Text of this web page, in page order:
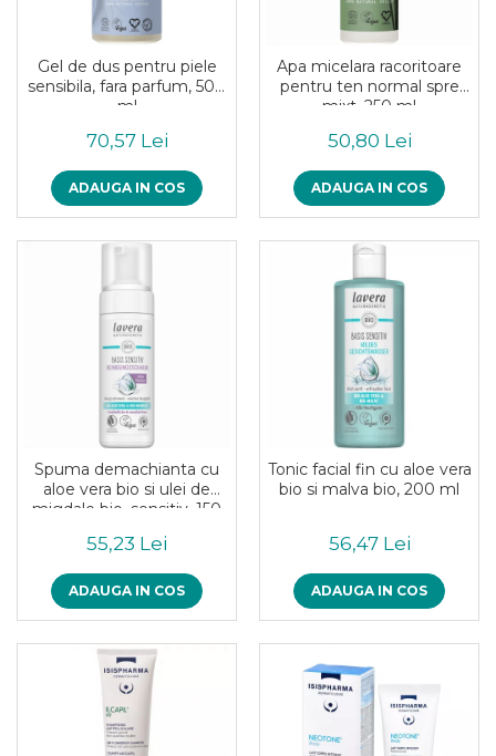
Mixuri bio si blaturi
Ciocolata, cacao si cafea
Ciocolata bio
Condimente si supe bio
Condimente bio
Mancare asiatica bio
Sare si mixuri de sare
Dulceata si creme bio
Compoturi bio
Creme bio din nuci si alune
Gemuri si dulceata bio
Dulciuri si batoane bio
Batoane bio cu fructe
Biscuiti si napolitane bio
Guma de mestecat bio
Sticksuri, chipsuri si covrigei
Gel de dus pentru piele
sensibila, fara parfum, 500
ml
70,57 Lei
ADAUGA IN COS
Apa micelara racoritoare
pentru ten normal spre
mixt, 250 ml
50,80 Lei
ADAUGA IN COS
Spuma demachianta cu
aloe vera bio si ulei de
migdale bio, sensitiv, 150
55,23 Lei
ADAUGA IN COS
Tonic facial fin cu aloe vera
bio si malva bio, 200 ml
56,47 Lei
ADAUGA IN COS